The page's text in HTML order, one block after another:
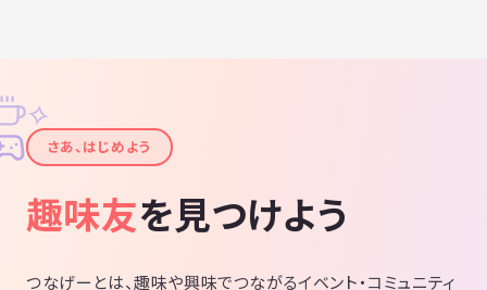
✦
✧
さあ、はじめよう
趣味友を見つけよう
つなげーとは、趣味や興味でつながるイベント・コミュニティ